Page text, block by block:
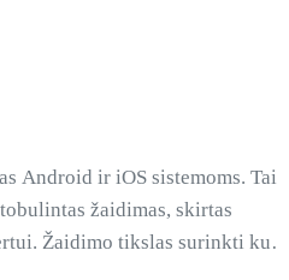
pagalba siunčia duomenis į
sugrupuoti ir aktyvuoti.
Android ir iOS sistemoms. Tai
žaidimas, skirtas
Žaidimo tikslas surinkti kuo